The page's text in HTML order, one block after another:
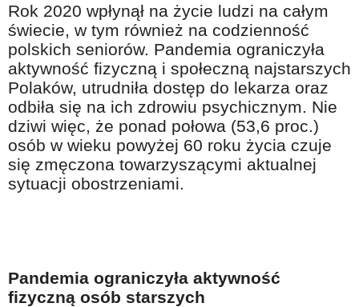
Hobby i pasje
Żyj aktywnie
60plus - najcenniejsi klienci
Dobra opieka
Warto naśladować
Coś dla ducha
Smacznie i zdrowo
Stop samotności
Z internetem za pan brat
Rok 2020 wpłynął na życie ludzi na całym
świecie, w tym również na codzienność
polskich seniorów. Pandemia ograniczyła
aktywność fizyczną i społeczną najstarszych
Polaków, utrudniła dostęp do lekarza oraz
odbiła się na ich zdrowiu psychicznym. Nie
dziwi więc, że ponad połowa (53,6 proc.)
osób w wieku powyżej 60 roku życia czuje
się zmęczona towarzyszącymi aktualnej
sytuacji obostrzeniami.
Pandemia ograniczyła aktywność
fizyczną osób starszych